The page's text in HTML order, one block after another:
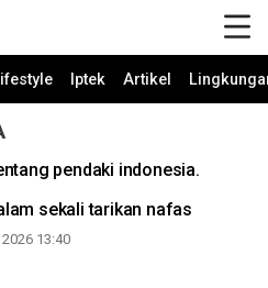
Iptek Artikel
pendaki indonesia.
sekali tarikan nafas
13:40